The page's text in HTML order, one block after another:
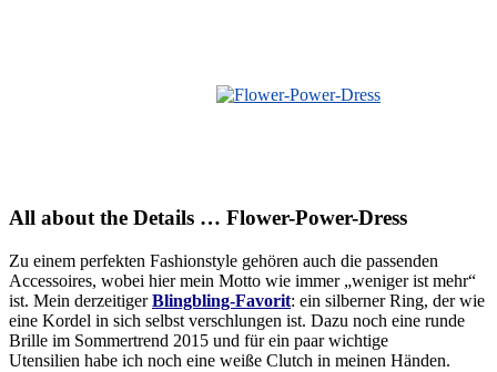
All about the Details … Flower-Power-Dress
Zu einem perfekten Fashionstyle gehören auch die passenden
Accessoires, wobei hier mein Motto wie immer „weniger ist mehr“
ist. Mein derzeitigerBlingbling-Favorit: ein silberner Ring, der wie
eine Kordel in sich selbst verschlungen ist. Dazu noch eine runde
Brille im Sommertrend 2015 und für ein paar wichtige
Utensilien habe ich noch eine weiße Clutch in meinen Händen.